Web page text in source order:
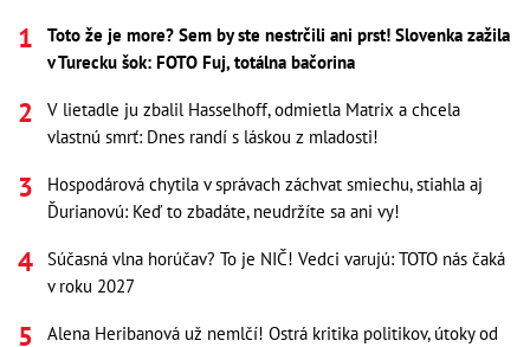
Toto že je more? Sem by ste nestrčili ani prst! Slovenka zažila
v Turecku šok: FOTO Fuj, totálna bačorina
V lietadle ju zbalil Hasselhoff, odmietla Matrix a chcela
vlastnú smrť: Dnes randí s láskou z mladosti!
Hospodárová chytila v správach záchvat smiechu, stiahla aj
Ďurianovú: Keď to zbadáte, neudržíte sa ani vy!
Súčasná vlna horúčav? To je NIČ! Vedci varujú: TOTO nás čaká
v roku 2027
Alena Heribanová už nemlčí! Ostrá kritika politikov, útoky od